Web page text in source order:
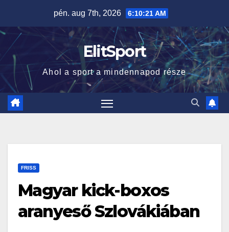
content
pén. aug 7th, 2026 6:10:22 AM
ElitSport
Ahol a sport a mindennapod része
FRISS
Magyar kick-boxos
aranyeső Szlovákiában